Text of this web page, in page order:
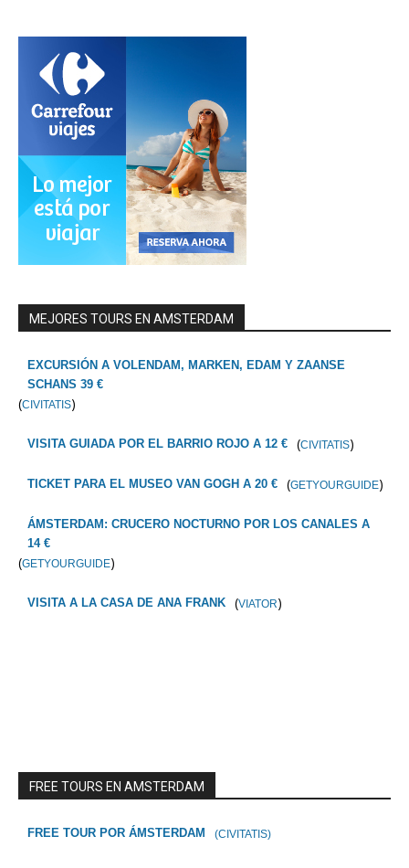
MEJORES TOURS EN AMSTERDAM
EXCURSIÓN A VOLENDAM, MARKEN, EDAM Y ZAANSE
SCHANS 39 €
(CIVITATIS)
VISITA GUIADA POR EL BARRIO ROJO A 12 € (CIVITATIS)
TICKET PARA EL MUSEO VAN GOGH A 20 € (GETYOURGUIDE)
ÁMSTERDAM: CRUCERO NOCTURNO POR LOS CANALES A
14 €
(GETYOURGUIDE)
VISITA A LA CASA DE ANA FRANK (VIATOR)
FREE TOURS EN AMSTERDAM
FREE TOUR POR ÁMSTERDAM (CIVITATIS)